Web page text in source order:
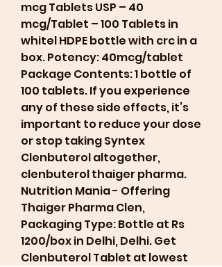
mcg Tablets USP – 40
mcg/Tablet – 100 Tablets in
whitel HDPE bottle with crc in a
box. Potency: 40mcg/tablet
Package Contents: 1 bottle of
100 tablets. If you experience
any of these side effects, it’s
important to reduce your dose
or stop taking Syntex
Clenbuterol altogether,
clenbuterol thaiger pharma.
Nutrition Mania - Offering
Thaiger Pharma Clen,
Packaging Type: Bottle at Rs
1200/box in Delhi, Delhi. Get
Clenbuterol Tablet at lowest